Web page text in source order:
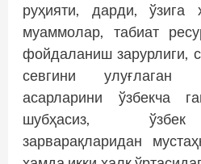
руҳияти, дарди, ўзига
муаммолар, табиат
фойдаланиш зарурлиги,
севгини улуғлаган
асарларини ўзбекча
шубҳасиз, ўзбек
зарварақларидан